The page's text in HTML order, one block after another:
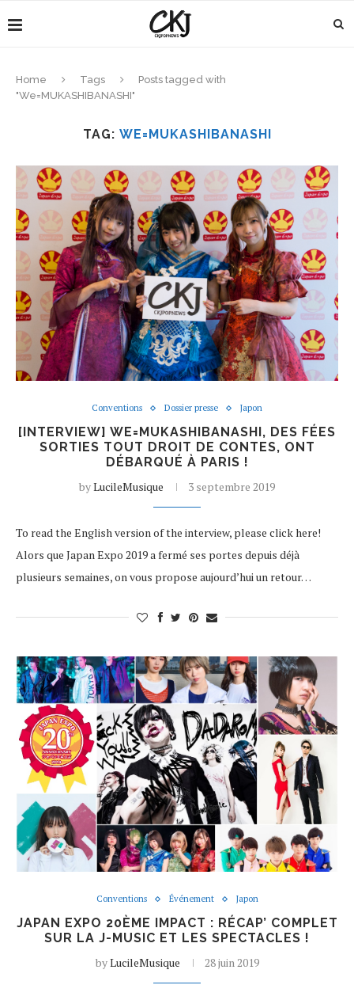
Home Tags
Posts tagged with
"We=MUKASHIBANASHI"
TAG: WE=MUKASHIBANASHI
Conventions Dossier presse Japon
[INTERVIEW] WE=MUKASHIBANASHI, DES FÉES
SORTIES TOUT DROIT DE CONTES, ONT
DÉBARQUÉ À PARIS !
byLucileMusique 3 septembre 2019
To read the English version of the interview, please click here!
Alors que Japan Expo 2019 a fermé ses portes depuis déjà
plusieurs semaines, on vous propose aujourd’hui un retour…
Conventions Événement Japon
JAPAN EXPO 20ÈME IMPACT : RÉCAP’ COMPLET
SUR LA J-MUSIC ET LES SPECTACLES !
byLucileMusique 28 juin 2019